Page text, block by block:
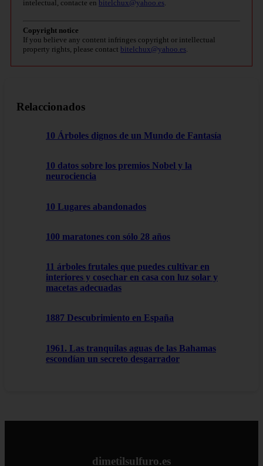
intelectual, contacte en bitelchux@yahoo.es
Copyright notice
If you believe any content infringes copyright or intellectual
property rights, please contact bitelchux@yahoo.es
Relaccionados
10 Árboles dignos de un Mundo de Fantasía
10 datos sobre los premios Nobel y la
neurociencia
10 Lugares abandonados
100 maratones con sólo 28 años
11 árboles frutales que puedes cultivar en
interiores y cosechar en casa con luz solar y
macetas adecuadas
1887 Descubrimiento en España
1961. Las tranquilas aguas de las Bahamas
escondían un secreto desgarrador
dimetilsulfuro.es